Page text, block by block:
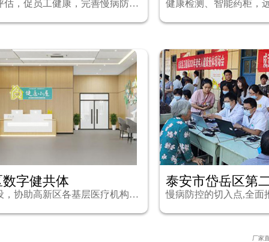
强化项目职卫评估，促员工健康，完善慢病防治制度。 健康检测、智能药柜，
字健共体
数字健共体建设，协助高新区各基层医疗机构更好地服务百姓
泰安市岱岳区第
厂家